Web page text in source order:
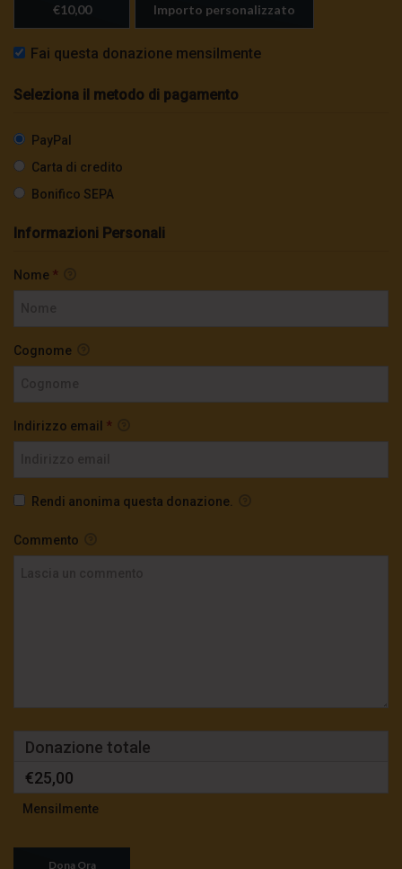
€10,00 Importo personalizzato
Fai questa donazione mensilmente
Seleziona il metodo di pagamento
PayPal
Carta di credito
Bonifico SEPA
Informazioni Personali
Nome *
Cognome
Indirizzo email *
Rendi anonima questa donazione.
Commento
Donazione totale
€25,00
Mensilmente